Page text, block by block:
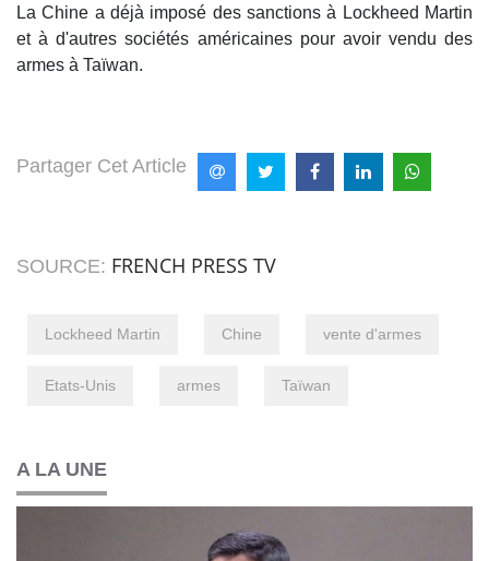
La Chine a déjà imposé des sanctions à Lockheed Martin
et à d'autres sociétés américaines pour avoir vendu des
armes à Taïwan.
Partager Cet Article
SOURCE: FRENCH PRESS TV
Lockheed Martin Chine vente d'armes
Etats-Unis armes Taïwan
A LA UNE